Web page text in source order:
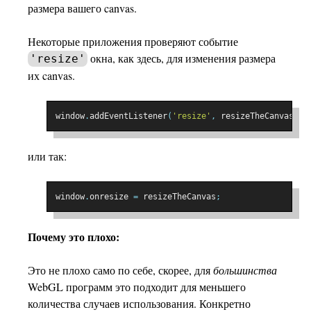
размера вашего canvas.
Некоторые приложения проверяют событие
'resize' окна, как здесь, для изменения размера
их canvas.
window.addEventListener( 'resize' , resizeTheCanvas
или так:
window.onresize = resizeTheCanvas ;
Почему это плохо:
Это не плохо само по себе, скорее, длябольшинства
WebGL программ это подходит для меньшего
количества случаев использования. Конкретно